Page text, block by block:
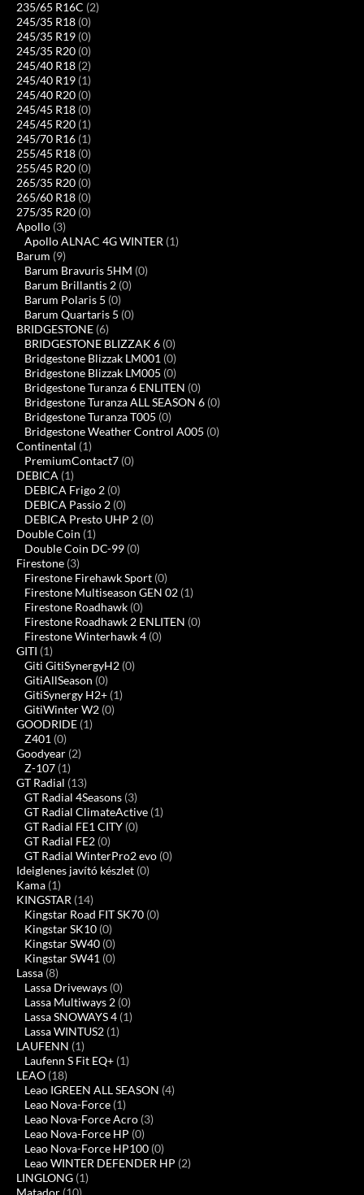
235/65 R16C (2)
245/35 R18 (0)
245/35 R19 (0)
245/35 R20 (0)
245/40 R18 (2)
245/40 R19 (1)
245/40 R20 (0)
245/45 R18 (0)
245/45 R20 (1)
245/70 R16 (1)
255/45 R18 (0)
255/45 R20 (0)
265/35 R20 (0)
265/60 R18 (0)
275/35 R20 (0)
Apollo (3)
Apollo ALNAC 4G WINTER (1)
Barum (9)
Barum Bravuris 5HM (0)
Barum Brillantis 2 (0)
Barum Polaris 5 (0)
Barum Quartaris 5 (0)
BRIDGESTONE (6)
BRIDGESTONE BLIZZAK 6 (0)
Bridgestone Blizzak LM001 (0)
Bridgestone Blizzak LM005 (0)
Bridgestone Turanza 6 ENLITEN (0)
Bridgestone Turanza ALL SEASON 6 (0)
Bridgestone Turanza T005 (0)
Bridgestone Weather Control A005 (0)
Continental (1)
PremiumContact7 (0)
DEBICA (1)
DEBICA Frigo 2 (0)
DEBICA Passio 2 (0)
DEBICA Presto UHP 2 (0)
Double Coin (1)
Double Coin DC-99 (0)
Firestone (3)
Firestone Firehawk Sport (0)
Firestone Multiseason GEN 02 (1)
Firestone Roadhawk (0)
Firestone Roadhawk 2 ENLITEN (0)
Firestone Winterhawk 4 (0)
GITI (1)
Giti GitiSynergyH2 (0)
GitiAllSeason (0)
GitiSynergy H2+ (1)
GitiWinter W2 (0)
GOODRIDE (1)
Z401 (0)
Goodyear (2)
Z-107 (1)
GT Radial (13)
GT Radial 4Seasons (3)
GT Radial ClimateActive (1)
GT Radial FE1 CITY (0)
GT Radial FE2 (0)
GT Radial WinterPro2 evo (0)
Ideiglenes javító készlet (0)
Kama (1)
KINGSTAR (14)
Kingstar Road FIT SK70 (0)
Kingstar SK10 (0)
Kingstar SW40 (0)
Kingstar SW41 (0)
Lassa (8)
Lassa Driveways (0)
Lassa Multiways 2 (0)
Lassa SNOWAYS 4 (1)
Lassa WINTUS2 (1)
LAUFENN (1)
Laufenn S Fit EQ+ (1)
LEAO (18)
Leao IGREEN ALL SEASON (4)
Leao Nova-Force (1)
Leao Nova-Force Acro (3)
Leao Nova-Force HP (0)
Leao Nova-Force HP100 (0)
Leao WINTER DEFENDER HP (2)
LINGLONG (1)
Matador (10)